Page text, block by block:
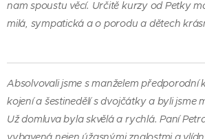
nam spoustu věcí. Určitě kurzy od Peťky
milá, sympatická a o porodu a dětech
Absolvovali jsme s manželem předporodní
kojení a šestinedělí s dvojčátky a byli jsme
Už domluva byla skvělá a rychlá. Paní